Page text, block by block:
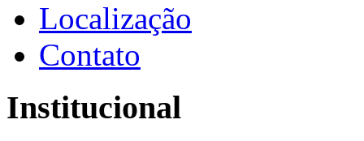
Localização
Contato
Institucional